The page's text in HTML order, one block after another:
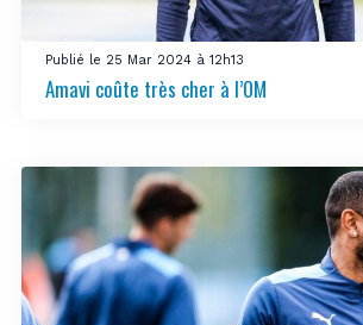
Publié le 25 Mar 2024 à 12h13
Amavi coûte très cher à l’OM